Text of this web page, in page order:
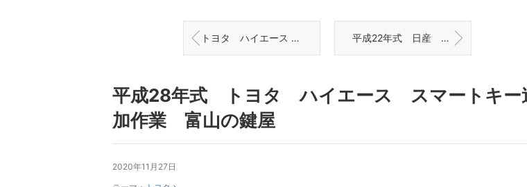
トヨタ ハイエース ３型 キーレス追加 イモビ登録作業 富山の鍵屋 平成22年式 日産 ノート インテリジェントキー紛失による復旧作業 富山の鍵屋
平成28年式 トヨタ ハイエース スマートキー
加作業 富山の鍵屋
2020年11月27日